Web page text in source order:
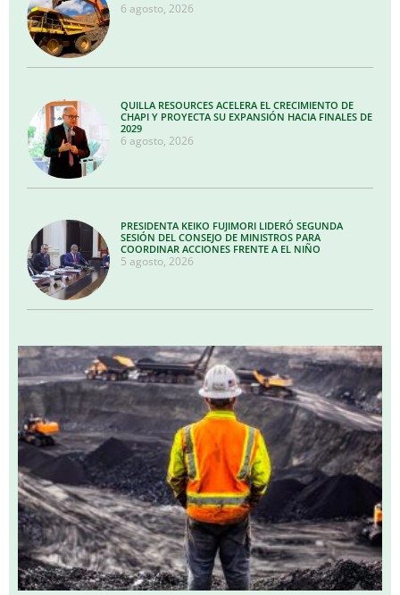
6 agosto, 2026
QUILLA RESOURCES ACELERA EL CRECIMIENTO DE
CHAPI Y PROYECTA SU EXPANSIÓN HACIA FINALES DE
2029
6 agosto, 2026
PRESIDENTA KEIKO FUJIMORI LIDERÓ SEGUNDA
SESIÓN DEL CONSEJO DE MINISTROS PARA
COORDINAR ACCIONES FRENTE A EL NIÑO
5 agosto, 2026